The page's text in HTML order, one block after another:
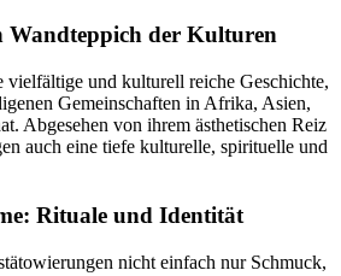
Wandteppich der Kulturen
vielfältige und kulturell reiche Geschichte,
Gemeinschaften in Afrika, Asien,
Abgesehen von ihrem ästhetischen Reiz
auch eine tiefe kulturelle, spirituelle und
Rituale und Identität
nicht einfach nur Schmuck,